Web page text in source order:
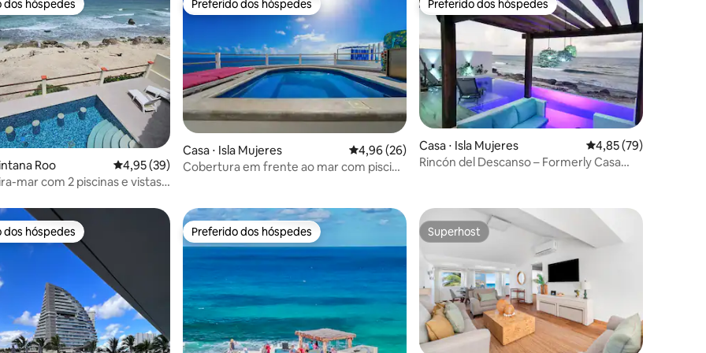
de 5, 58 avaliações
dos hóspedes
dos hóspedes
Roo 4,95 de uma avaliação média de 5, 39 avaliações
4,95 (39)
mar com 2 piscinas e vistas
Preferido dos hóspedes
Preferido dos hóspedes
Casa ⋅ Isla Mujeres 4,96 de uma avaliação média de 5, 26 avaliações
4,96 (26)
Cobertura em frente ao mar com piscina
Preferido dos hóspedes
Preferido dos hóspedes
Casa ⋅ Isla Mujeres 4,85 de uma
4,85 (79)
Rincón del Descanso – Formerly Casa
dos hóspedes
dos hóspedes Preferido dos hóspedes
Preferido dos hóspedes Superhost
Superhost